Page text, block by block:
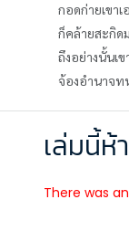
กอดก่ายเขาเ
ก็คล้ายสะกิด
ถึงอย่างนั้นเ
จ้องอำนาจท
เล่มนี้ห้
There was